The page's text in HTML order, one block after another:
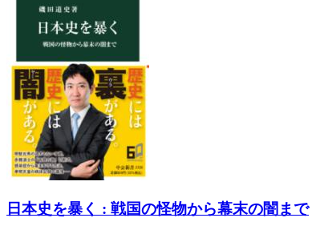
日本史を暴く : 戦国の怪物から幕末の闇まで